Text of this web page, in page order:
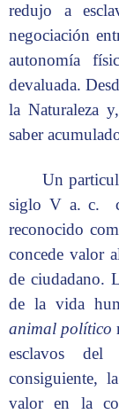
redujo a
negociación
autonomía
devaluada.
la Naturaleza
saber
Un
siglo V a. c.
reconocido
concede valor
de ciudadano.
de la vida
animal político
esclavos
consiguiente,
valor en la